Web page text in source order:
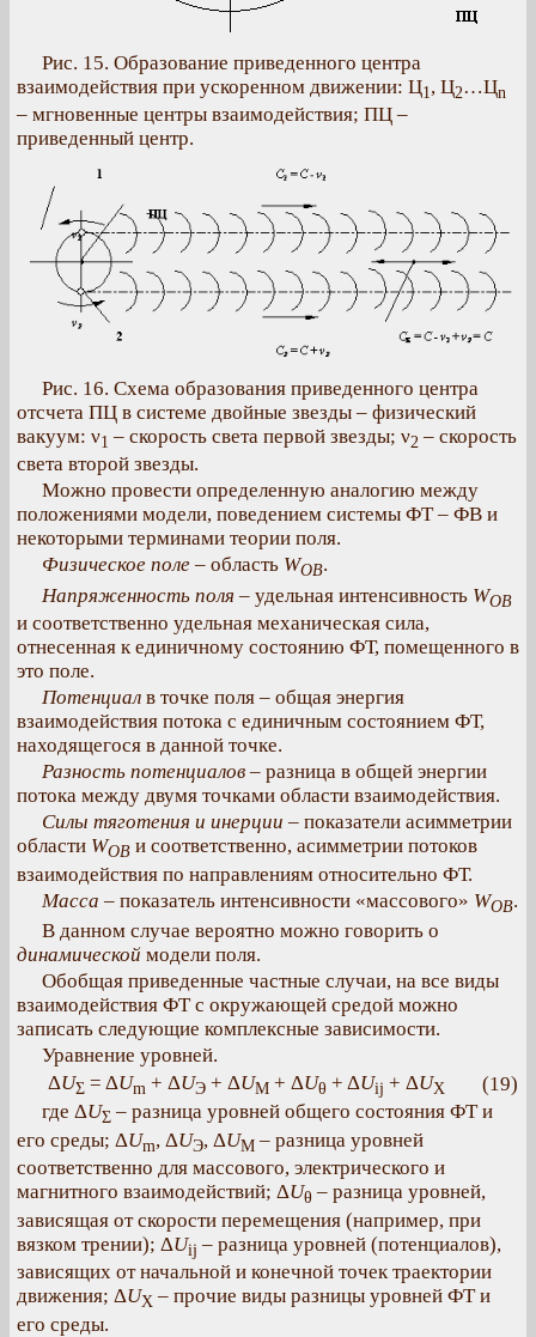
Рис. 15. Образование приведенного центра
взаимодействия при ускоренном движении: Ц1, Ц2…Цn
– мгновенные центры взаимодействия; ПЦ –
приведенный центр.
Рис. 16. Схема образования приведенного центра
отсчета ПЦ в системе двойные звезды – физический
вакуум: ν1 – скорость света первой звезды; ν2 – скорость
света второй звезды.
Можно провести определенную аналогию между
положениями модели, поведением системы ФТ – ФВ и
некоторыми терминами теории поля.
Физическое поле – область WOB.
Напряженность поля – удельная интенсивность WOB
и соответственно удельная механическая сила,
отнесенная к единичному состоянию ФТ, помещенного в
это поле.
Потенциал в точке поля – общая энергия
взаимодействия потока с единичным состоянием ФТ,
находящегося в данной точке.
Разность потенциалов – разница в общей энергии
потока между двумя точками области взаимодействия.
Силы тяготения и инерции – показатели асимметрии
области WOB и соответственно, асимметрии потоков
взаимодействия по направлениям относительно ФТ.
Масса – показатель интенсивности «массового» WOB.
В данном случае вероятно можно говорить о
динамической модели поля.
Обобщая приведенные частные случаи, на все виды
взаимодействия ФТ с окружающей средой можно
записать следующие комплексные зависимости.
Уравнение уровней.
ΔUΣ = ΔUm + ΔUЭ+ ΔUM+ ΔUθ + ΔUij + ΔUX
(19)
где ΔUΣ – разница уровней общего состояния ФТ и
его среды; ΔUm, ΔUЭ, ΔUM – разница уровней
соответственно для массового, электрического и
магнитного взаимодействий; ΔUθ – разница уровней,
зависящая от скорости перемещения (например, при
вязком трении); ΔUij – разница уровней (потенциалов),
зависящих от начальной и конечной точек траектории
движения; ΔUX – прочие виды разницы уровней ФТ и
его среды.